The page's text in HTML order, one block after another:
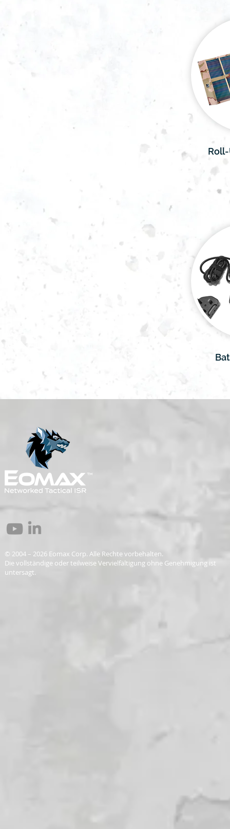
© 2004 – 2026 Eomax Corp. Alle Rechte vorbehalten.
Die vollständige oder teilweise Vervielfältigung ohne Genehmigung ist
untersagt.